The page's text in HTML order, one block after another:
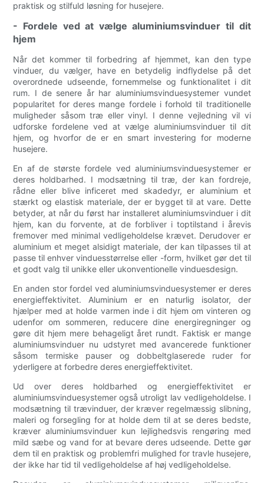
praktisk og stilfuld løsning for husejere.
- Fordele ved at vælge aluminiumsvinduer til dit
hjem
Når det kommer til forbedring af hjemmet, kan den type
vinduer, du vælger, have en betydelig indflydelse på det
overordnede udseende, fornemmelse og funktionalitet i dit
rum. I de senere år har aluminiumsvinduesystemer vundet
popularitet for deres mange fordele i forhold til traditionelle
muligheder såsom træ eller vinyl. I denne vejledning vil vi
udforske fordelene ved at vælge aluminiumsvinduer til dit
hjem, og hvorfor de er en smart investering for moderne
husejere.
En af de største fordele ved aluminiumsvinduesystemer er
deres holdbarhed. I modsætning til træ, der kan fordreje,
rådne eller blive inficeret med skadedyr, er aluminium et
stærkt og elastisk materiale, der er bygget til at vare. Dette
betyder, at når du først har installeret aluminiumsvinduer i dit
hjem, kan du forvente, at de forbliver i toptilstand i årevis
fremover med minimal vedligeholdelse krævet. Derudover er
aluminium et meget alsidigt materiale, der kan tilpasses til at
passe til enhver vinduesstørrelse eller -form, hvilket gør det til
et godt valg til unikke eller ukonventionelle vinduesdesign.
En anden stor fordel ved aluminiumsvinduesystemer er deres
energieffektivitet. Aluminium er en naturlig isolator, der
hjælper med at holde varmen inde i dit hjem om vinteren og
udenfor om sommeren, reducere dine energiregninger og
gøre dit hjem mere behageligt året rundt. Faktisk er mange
aluminiumsvinduer nu udstyret med avancerede funktioner
såsom termiske pauser og dobbeltglaserede ruder for
yderligere at forbedre deres energieffektivitet.
Ud over deres holdbarhed og energieffektivitet er
aluminiumsvinduesystemer også utroligt lav vedligeholdelse. I
modsætning til trævinduer, der kræver regelmæssig slibning,
maleri og forsegling for at holde dem til at se deres bedste,
kræver aluminiumsvinduer kun lejlighedsvis rengøring med
mild sæbe og vand for at bevare deres udseende. Dette gør
dem til en praktisk og problemfri mulighed for travle husejere,
der ikke har tid til vedligeholdelse af høj vedligeholdelse.